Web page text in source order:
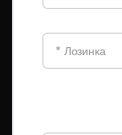
* Лозинка